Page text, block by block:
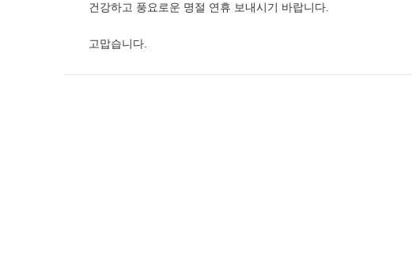
건강하고 풍요로운 명절 연휴 보내시기 바랍니다.
고맙습니다.